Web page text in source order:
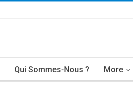
Qui Sommes-Nous ? More